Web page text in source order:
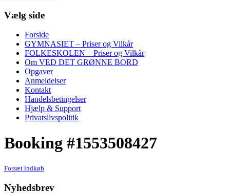
Vælg side
Forside
GYMNASIET – Priser og Vilkår
FOLKESKOLEN – Priser og Vilkår
Om VED DET GRØNNE BORD
Opgaver
Anmeldelser
Kontakt
Handelsbetingelser
Hjælp & Support
Privatslivspolitik
Booking #1553508427
Forsæt indkøb
Nyhedsbrev